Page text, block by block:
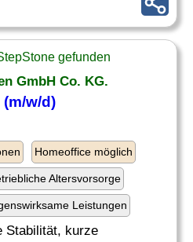
gefunden
GmbH Co. KG.
w/d)
Homeoffice möglich
Altersvorsorge
Leistungen
Stabilität, kurze